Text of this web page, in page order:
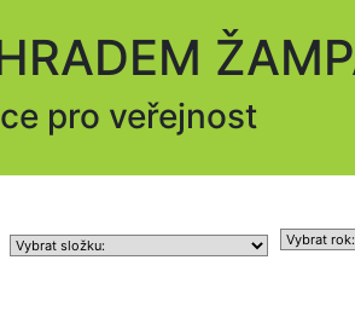
pro veřejnost